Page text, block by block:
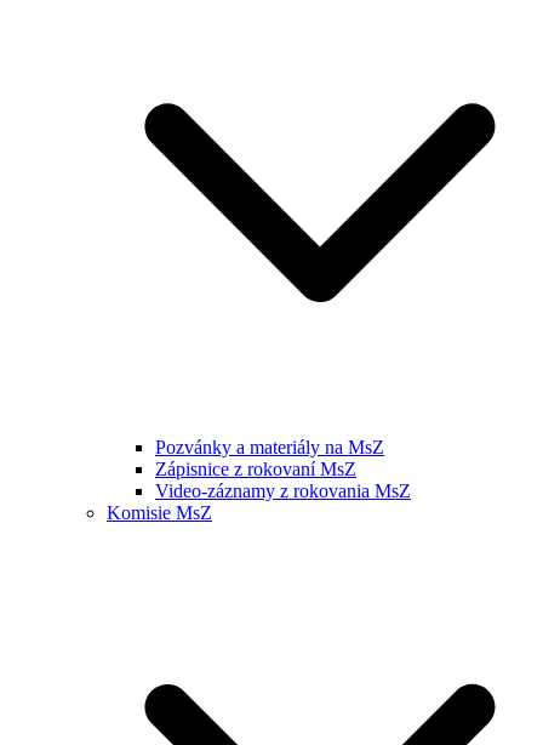
Pozvánky a materiály na MsZ
Zápisnice z rokovaní MsZ
Video-záznamy z rokovania MsZ
Komisie MsZ